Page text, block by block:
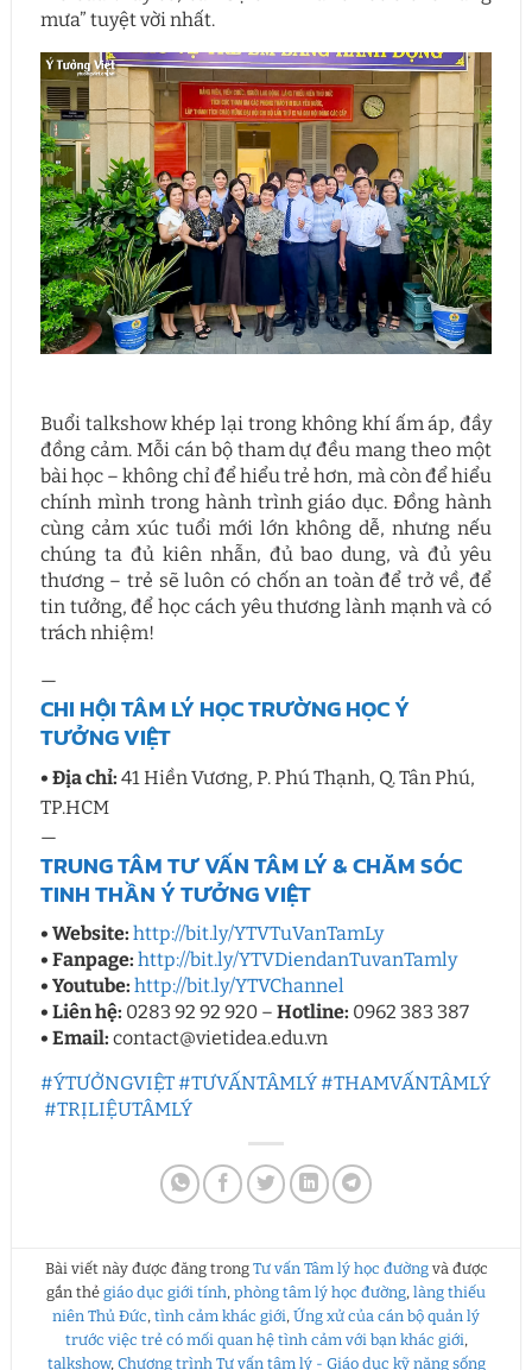
mưa” tuyệt vời nhất.
Buổi talkshow khép lại trong không khí ấm áp, đầy
đồng cảm. Mỗi cán bộ tham dự đều mang theo một
bài học – không chỉ để hiểu trẻ hơn, mà còn để hiểu
chính mình trong hành trình giáo dục. Đồng hành
cùng cảm xúc tuổi mới lớn không dễ, nhưng nếu
chúng ta đủ kiên nhẫn, đủ bao dung, và đủ yêu
thương – trẻ sẽ luôn có chốn an toàn để trở về, để
tin tưởng, để học cách yêu thương lành mạnh và có
trách nhiệm!
—
CHI HỘI TÂM LÝ HỌC TRƯỜNG HỌC Ý
TƯỞNG VIỆT
• Địa chỉ: 41 Hiền Vương, P. Phú Thạnh, Q. Tân Phú,
TP.HCM
—
TRUNG TÂM TƯ VẤN TÂM LÝ & CHĂM SÓC
TINH THẦN Ý TƯỞNG VIỆT
• Website: http://bit.ly/YTVTuVanTamLy​
• Fanpage: http://bit.ly/YTVDiendanTuvanTamly
• Youtube: http://bit.ly/YTVChannel
• Liên hệ: 0283 92 92 920 – Hotline: 0962 383 387
• Email: contact@vietidea.edu.vn
#ÝTƯỞNGVIỆT​#TƯVẤNTÂMLÝ​#THAMVẤNTÂMLÝ​
#TRỊLIỆUTÂMLÝ
Bài viết này được đăng trong Tư vấn Tâm lý học đườngvà được
gắn thẻ giáo dục giới tính, phòng tâm lý học đường, làng thiếu
niên Thủ Đức, tình cảm khác giới, Ứng xử của cán bộ quản lý
trước việc trẻ có mối quan hệ tình cảm với bạn khác giới,
talkshow, Chương trình Tư vấn tâm lý - Giáo dục kỹ năng sống